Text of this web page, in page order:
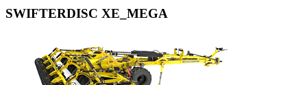
SWIFTERDISC XE_MEGA